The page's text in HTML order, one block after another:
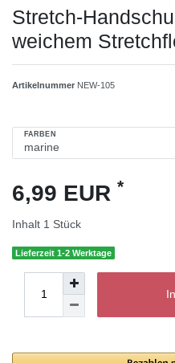
Stretch-
weichem
Artikelnummer NEW-105
FARBEN
6,99 EUR *
Inhalt 1 Stück
Lieferzeit 1-2 Werktage